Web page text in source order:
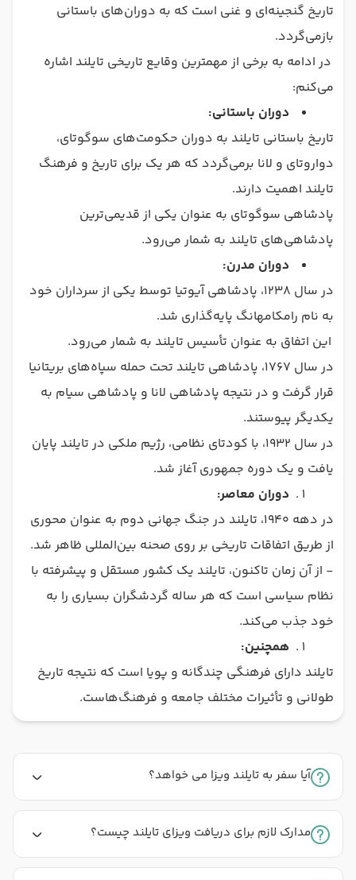
تاریخ گنجینه‌ای و غنی است که به دوران‌های باستانی
بازمی‌گردد.
در ادامه به برخی از مهمترین وقایع تاریخی تایلند اشاره
می‌کنم:
دوران باستانی:
تاریخ باستانی تایلند به دوران حکومت‌های سوگوتای،
دواروتای و لانا برمی‌گردد که هر یک برای تاریخ و فرهنگ
تایلند اهمیت دارند.
پادشاهی سوگوتای به عنوان یکی از قدیمی‌ترین
پادشاهی‌های تایلند به شمار می‌رود.
دوران مدرن:
در سال ۱۲۳۸، پادشاهی آیوتیا توسط یکی از سرداران خود
به نام رامکامهانگ پایه‌گذاری شد.
این اتفاق به عنوان تأسیس تایلند به شمار می‌رود.
در سال ۱۷۶۷، پادشاهی تایلند تحت حمله سپاه‌های بریتانیا
قرار گرفت و در نتیجه پادشاهی لانا و پادشاهی سیام به
یکدیگر پیوستند.
در سال ۱۹۳۲، با کودتای نظامی، رژیم ملکی در تایلند پایان
یافت و یک دوره جمهوری آغاز شد.
دوران معاصر:
در دهه ۱۹۴۰، تایلند در جنگ جهانی دوم به عنوان محوری
از طریق اتفاقات تاریخی بر روی صحنه بین‌المللی ظاهر شد.
- از آن زمان تاکنون، تایلند یک کشور مستقل و پیشرفته با
نظام سیاسی است که هر ساله گردشگران بسیاری را به
خود جذب می‌کند.
همچنین:
تایلند دارای فرهنگی چندگانه و پویا است که نتیجه تاریخ
طولانی و تأثیرات مختلف جامعه و فرهنگ‌هاست.
آیا سفر به تایلند ویزا می خواهد؟
مدارک لازم برای دریافت ویزای تایلند چیست؟